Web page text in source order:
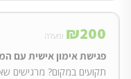
₪200 ומעלה
פגישת אימון אישית עם
תקועים במקום? מרגישים